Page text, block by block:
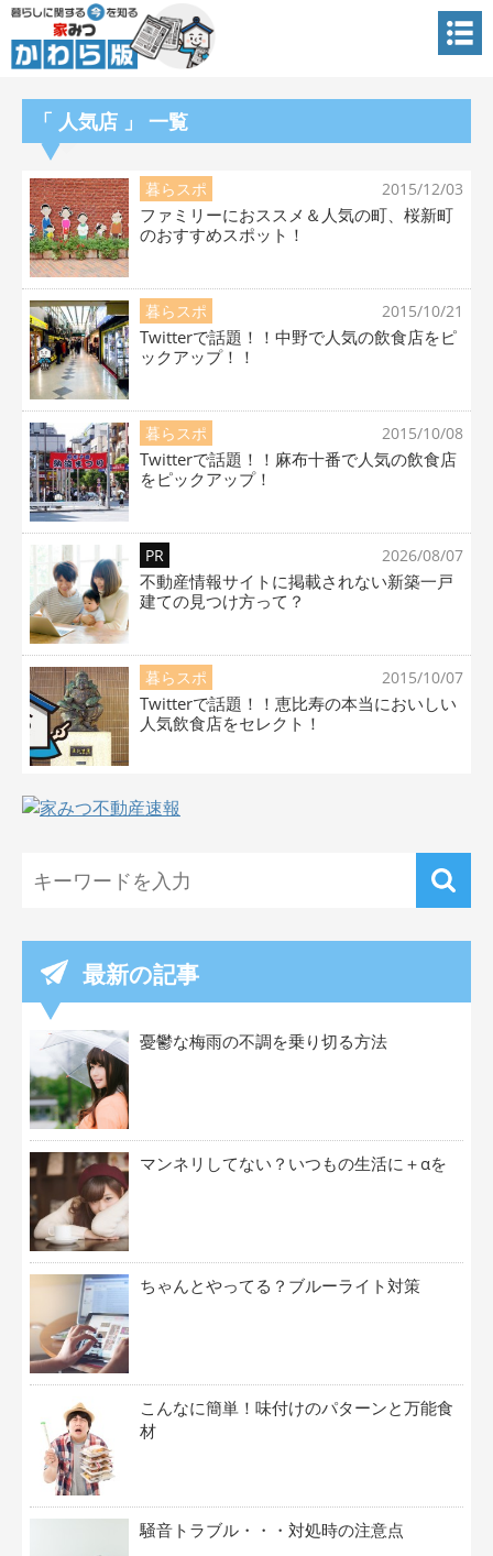
「 人気店 」 一覧
暮らスポ 2015/12/03
ファミリーにおススメ＆人気の町、桜新町
のおすすめスポット！
暮らスポ 2015/10/21
Twitterで話題！！中野で人気の飲食店をピ
ックアップ！！
暮らスポ 2015/10/08
Twitterで話題！！麻布十番で人気の飲食店
をピックアップ！
PR 2026/08/07
不動産情報サイトに掲載されない新築一戸
建ての見つけ方って？
暮らスポ 2015/10/07
Twitterで話題！！恵比寿の本当においしい
人気飲食店をセレクト！
最新の記事
憂鬱な梅雨の不調を乗り切る方法
マンネリしてない？いつもの生活に＋αを
ちゃんとやってる？ブルーライト対策
こんなに簡単！味付けのパターンと万能食
材
騒音トラブル・・・対処時の注意点